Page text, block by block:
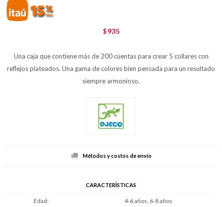
$ 935
Una caja que contiene más de 200 cuentas para crear 5 collares con
reflejos plateados. Una gama de colores bien pensada para un resultado
siempre armonioso.
Métodos y costos de envío
CARACTERÍSTICAS
Edad 4-6 años, 6-8 años